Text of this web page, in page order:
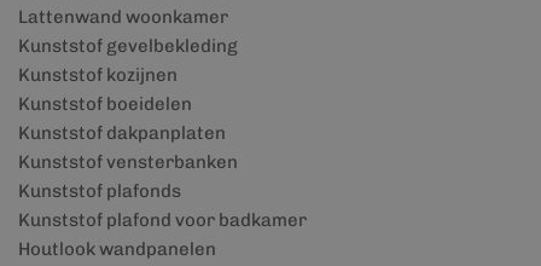
Lattenwand woonkamer
Kunststof gevelbekleding
Kunststof kozijnen
Kunststof boeidelen
Kunststof dakpanplaten
Kunststof vensterbanken
Kunststof plafonds
Kunststof plafond voor badkamer
Houtlook wandpanelen